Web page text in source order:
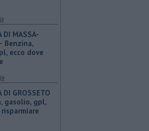
DI MASSA-
​Benzina,
ecco dove
DI GROSSETO
gasolio, gpl,